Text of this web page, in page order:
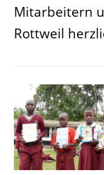
Mitarbeitern
Rottweil